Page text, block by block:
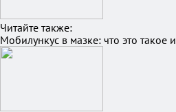
Читайте также:
Мобилункус в мазке: что это такое